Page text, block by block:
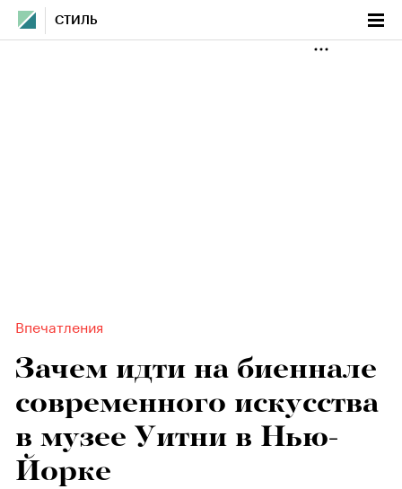
СТИЛЬ
Впечатления
Зачем идти на биеннале
современного искусства
в музее Уитни в Нью-
Йорке